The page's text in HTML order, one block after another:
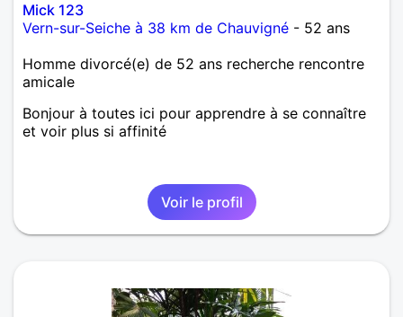
Mick 123
Vern-sur-Seiche à 38 km de Chauvigné - 52 ans
Homme divorcé(e) de 52 ans recherche rencontre
amicale
Bonjour à toutes ici pour apprendre à se connaître
et voir plus si affinité
Voir le profil